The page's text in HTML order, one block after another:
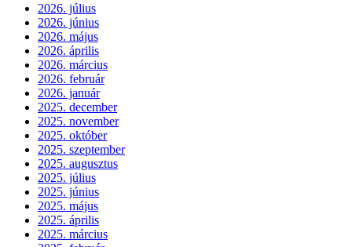
2026. július
2026. június
2026. május
2026. április
2026. március
2026. február
2026. január
2025. december
2025. november
2025. október
2025. szeptember
2025. augusztus
2025. július
2025. június
2025. május
2025. április
2025. március